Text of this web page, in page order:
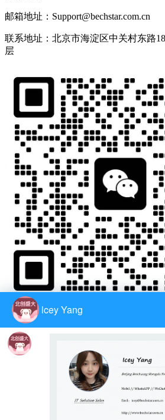
邮箱地址：Support@bechstar.com.cn
联系地址：北京市海淀区中关村东路
层